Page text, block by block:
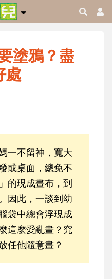
塗鴉？盡
處
一不留神，寬大
或桌面，總免不
的現成畫布，到
因此，一談到幼
袋中總會浮現成
這麼愛亂畫？究
任他隨意畫？